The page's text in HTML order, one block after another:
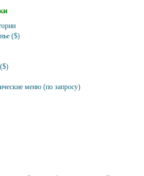
($)
меню (по запросу)